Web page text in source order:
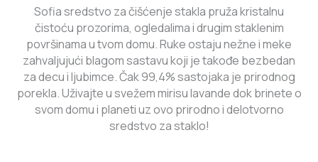
Sofia sredstvo za čišćenje stakla pruža kristalnu
čistoću prozorima, ogledalima i drugim staklenim
površinama u tvom domu. Ruke ostaju nežne i meke
zahvaljujući blagom sastavu koji je takođe bezbedan
za decu i ljubimce. Čak 99,4% sastojaka je prirodnog
porekla. Uživajte u svežem mirisu lavande dok brinete o
svom domu i planeti uz ovo prirodno i delotvorno
sredstvo za staklo!